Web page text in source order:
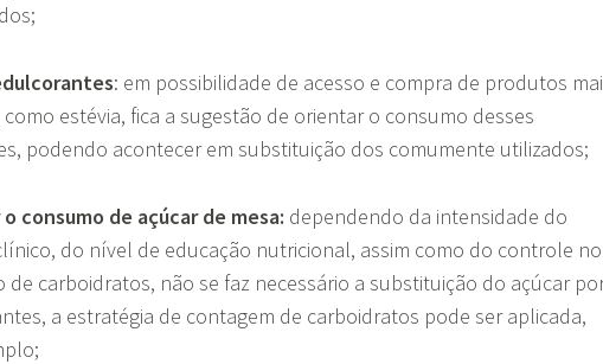
: em possibilidade de acesso e compra de produtos
estévia, fica a sugestão de orientar o consumo desses
podendo acontecer em substituição dos comumente utilizados;
consumo de açúcar de mesa: dependendo da intensidade do
do nível de educação nutricional, assim como do controle no
de carboidratos, não se faz necessário a substituição do açúcar
a estratégia de contagem de carboidratos pode ser aplicada,